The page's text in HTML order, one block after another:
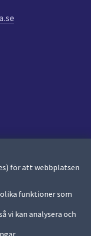
för att webbplatsen
funktioner som
vi kan analysera och